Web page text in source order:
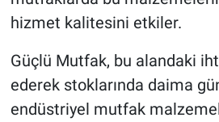
hizmet kalitesini etkiler.
Güçlü Mutfak, bu alandaki
ederek stoklarında daima
endüstriyel mutfak